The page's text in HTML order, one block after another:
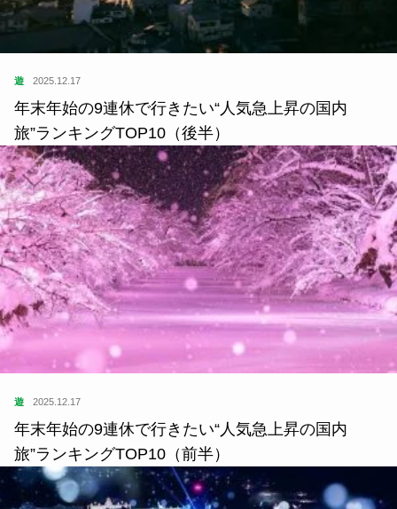
遊 2025.12.17
年末年始の9連休で行きたい“人気急上昇の国内
旅”ランキングTOP10（後半）
遊 2025.12.17
年末年始の9連休で行きたい“人気急上昇の国内
旅”ランキングTOP10（前半）